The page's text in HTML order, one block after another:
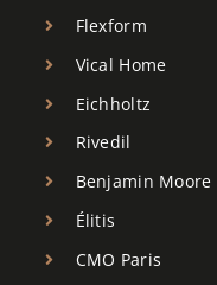
Flexform
Vical Home
Eichholtz
Rivedil
Benjamin Moore
Élitis
CMO Paris